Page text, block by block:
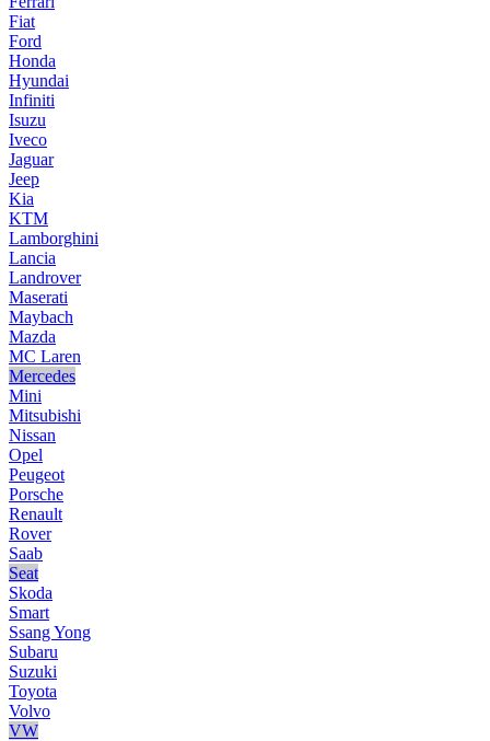
Fiat
Ford
Honda
Hyundai
Infiniti
Isuzu
Iveco
Jaguar
Jeep
Kia
KTM
Lamborghini
Lancia
Landrover
Maserati
Maybach
Mazda
MC Laren
Mercedes
Mini
Mitsubishi
Nissan
Opel
Peugeot
Porsche
Renault
Rover
Saab
Seat
Skoda
Smart
Ssang Yong
Subaru
Suzuki
Toyota
Volvo
VW